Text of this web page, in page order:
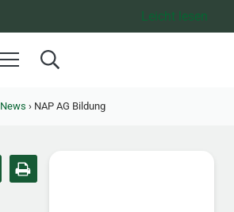
Leicht lesen
Menü Search...
News ›NAP AG Bildung